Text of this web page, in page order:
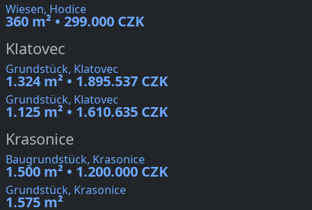
Wiesen, Hodice
360 m² • 299.000 CZK
Klatovec
Grundstück, Klatovec
1.324 m² • 1.895.537 CZK
Grundstück, Klatovec
1.125 m² • 1.610.635 CZK
Krasonice
Baugrundstück, Krasonice
1.500 m² • 1.200.000 CZK
Grundstück, Krasonice
1.575 m²